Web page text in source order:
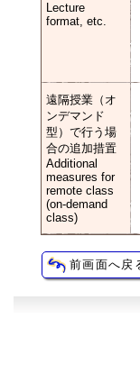
Lecture
format, etc.
遠隔授業（オ
ンデマンド
型）で行う場
合の追加措置
Additional
measures for
remote class
(on-demand
class)